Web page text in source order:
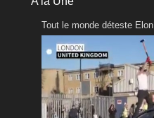
Tout le monde déteste Elon